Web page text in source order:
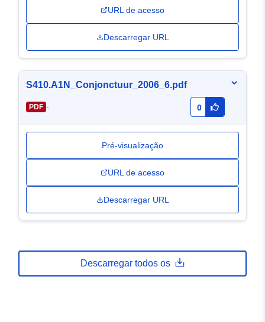
URL de acesso
Descarregar URL
S410.A1N_Conjonctuur_2006_6.pdf
PDF - 0
Pré-visualização
URL de acesso
Descarregar URL
Descarregar todos os